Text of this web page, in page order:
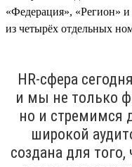
«Федерация», «Регион»
из четырёх отдельных
HR-сфера
и мы не только
но и стремимся
широкой
создана для